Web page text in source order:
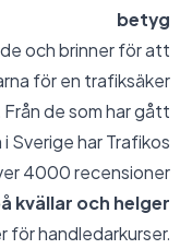
betyg
och brinner för att
för en trafiksäker
de som har gått
Sverige har Trafikos
4000 recensioner.
kvällar och helger
för handledarkurser.